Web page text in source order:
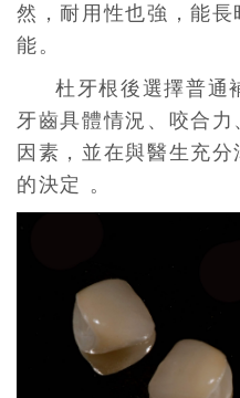
然，耐用性也強，能
能。
杜牙根後選擇普通
牙齒具體情況、咬合
因素，並在與醫生充
的決定 。